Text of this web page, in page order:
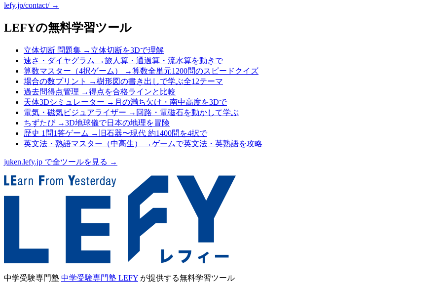
lefy.jp/contact/ →
LEFYの無料学習ツール
立体切断 問題集 → 立体切断を3Dで理解
速さ・ダイヤグラム →旅人算・通過算・流水算を動きで
算数マスター（4択ゲーム）
→算数全単元1200問のスピードクイズ
場合の数プリント
→樹形図の書き出しで学ぶ全12テーマ
過去問得点管理 →得点を合格ラインと比較
天体3Dシミュレーター → 月の満ち欠け・南中高度を3Dで
電気・磁気ビジュアライザー → 回路・電磁石を動かして学ぶ
ちずたび→3D地球儀で日本の地理を冒険
歴史 1問1答ゲーム → 旧石器〜現代 約1400問を4択で
英文法・熟語マスター（中高生）
→ゲームで英文法・英熟語を攻略
juken.lefy.jp で全ツールを見る →
中学受験専門塾 中学受験専門塾 LEFY が提供する無料学習ツール